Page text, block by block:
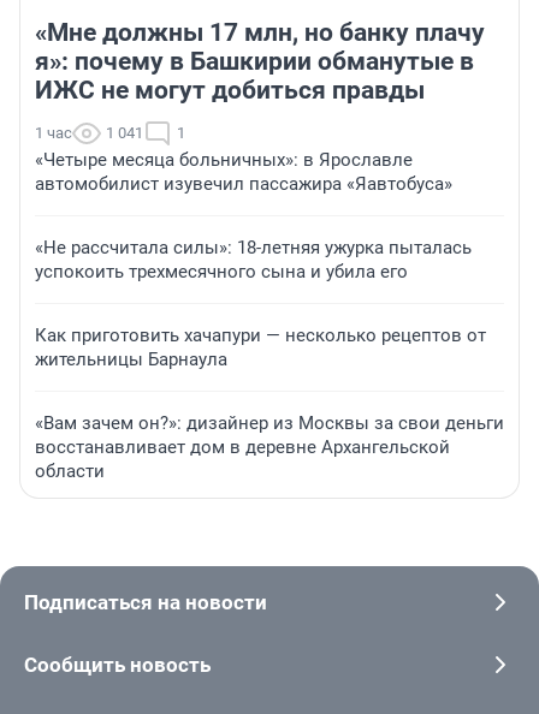
«Мне должны 17 млн, но банку плачу
я»: почему в Башкирии обманутые в
ИЖС не могут добиться правды
1 час 1 041 1
«Четыре месяца больничных»: в Ярославле
автомобилист изувечил пассажира «Яавтобуса»
«Не рассчитала силы»: 18-летняя ужурка пыталась
успокоить трехмесячного сына и убила его
Как приготовить хачапури — несколько рецептов от
жительницы Барнаула
«Вам зачем он?»: дизайнер из Москвы за свои деньги
восстанавливает дом в деревне Архангельской
области
Подписаться на новости
Сообщить новость